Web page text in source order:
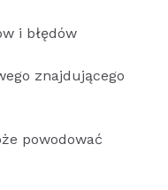
i błędów
znajdującego
powodować